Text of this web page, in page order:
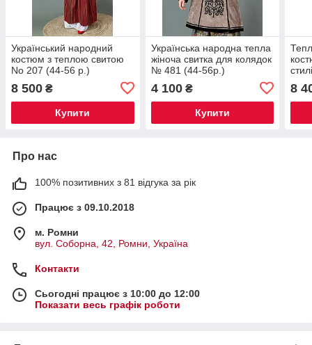
Український народний
костюм з теплою свитою
No 207 (44-56 р.)
8 500 ₴
Купити
Українська народна тепла
жіноча свитка для колядок
№ 481 (44-56р.)
4 100₴
Купити
8
Про нас
100% позитивних з 81 відгука за рік
Працює з 09.10.2018
м. Ромни
вул. Соборна, 42, Ромни, Україна
Контакти
Сьогодні працює з 10:00 до 12:00
Показати весь графік роботи